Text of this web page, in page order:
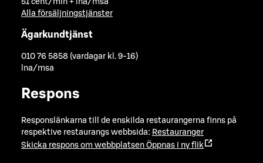
51 cent/min + lna/msa
Alla försäljningstjänster
Ägarkundtjänst
010 76 5858 (vardagar kl. 9-16)
lna/msa
Respons
Responslänkarna till de enskilda restaurangerna finns på
respektive restaurangs webbsida: Restauranger
Skicka respons om webbplatsen Öppnas i ny flik